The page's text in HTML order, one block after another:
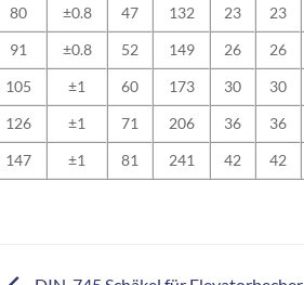
80
±0.8 47 132 23 23
91
±0.8 52 149 26 26
105
±1 60 173 30 30
126
±1 71 206 36 36
147
±1 81 241 42 42